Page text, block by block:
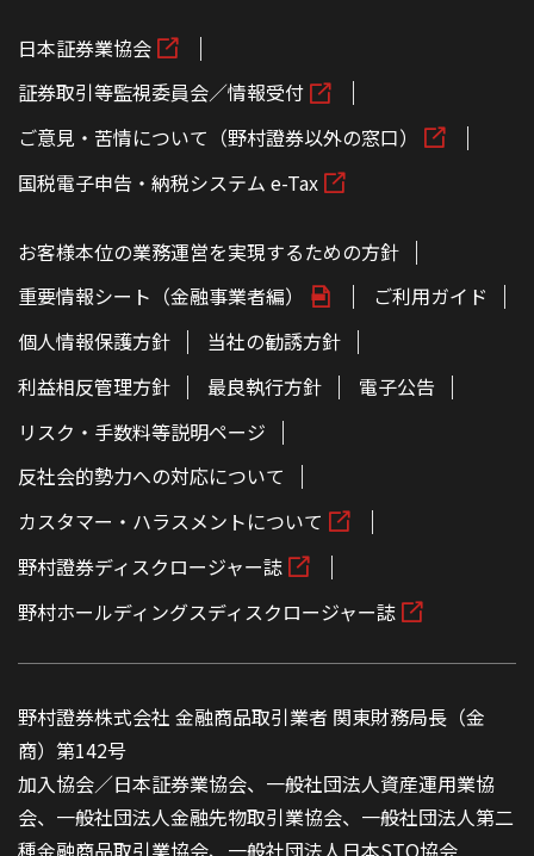
日本証券業協会
証券取引等監視委員会／情報受付
ご意見・苦情について（野村證券以外の窓口）
国税電子申告・納税システム e-Tax
お客様本位の業務運営を実現するための方針
重要情報シート（金融事業者編）
ご利用ガイド
個人情報保護方針
当社の勧誘方針
利益相反管理方針
最良執行方針
電子公告
リスク・手数料等説明ページ
反社会的勢力への対応について
カスタマー・ハラスメントについて
野村證券ディスクロージャー誌
野村ホールディングスディスクロージャー誌
野村證券株式会社 金融商品取引業者 関東財務局長（金
商）第142号
加入協会／日本証券業協会、一般社団法人資産運用業協
会、一般社団法人金融先物取引業協会、一般社団法人第二